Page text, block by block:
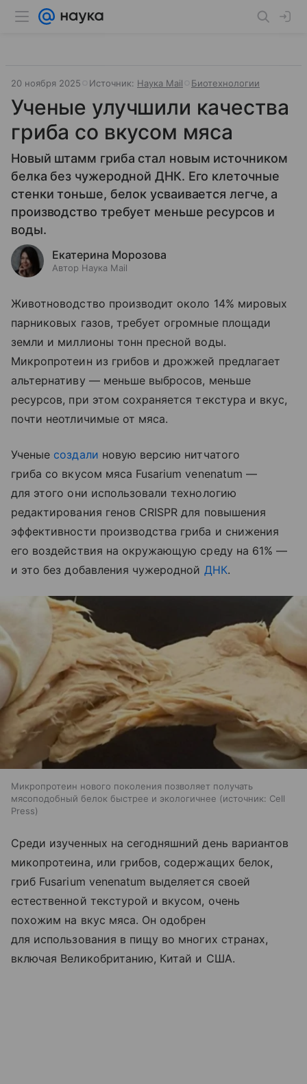
20 ноября 2025 Источник: Наука Mail Биотехнологии
Ученые улучшили качества
гриба со вкусом мяса
Новый штамм гриба стал новым источником
белка без чужеродной ДНК. Его клеточные
стенки тоньше, белок усваивается легче, а
производство требует меньше ресурсов и
воды.
Екатерина Морозова
Автор Наука Mail
Животноводство производит около 14% мировых
парниковых газов, требует огромные площади
земли и миллионы тонн пресной воды.
Микропротеин из грибов и дрожжей предлагает
альтернативу — меньше выбросов, меньше
ресурсов, при этом сохраняется текстура и вкус,
почти неотличимые от мяса.
Ученые создали новую версию нитчатого
гриба со вкусом мяса Fusarium venenatum —
для этого они использовали технологию
редактирования генов CRISPR для повышения
эффективности производства гриба и снижения
его воздействия на окружающую среду на 61% —
и это без добавления чужеродной ДНК.
Микропротеин нового поколения позволяет получать
мясоподобный белок быстрее и экологичнее
источник: Cell
Press
Среди изученных на сегодняшний день вариантов
микопротеина, или грибов, содержащих белок,
гриб Fusarium venenatum выделяется своей
естественной текстурой и вкусом, очень
похожим на вкус мяса. Он одобрен
для использования в пищу во многих странах,
включая Великобританию, Китай и США.